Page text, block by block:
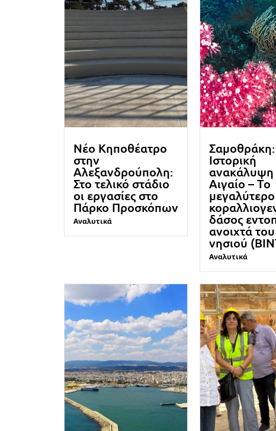
Νέο Κηποθέατρο
στην
Αλεξανδρούπολη:
Στο τελικό στάδιο
οι εργασίες στο
Πάρκο Προσκόπων
Αναλυτικά
Σαμοθράκη:
Ιστορική
ανακάλυψη
Αιγαίο – Το
μεγαλύτερο
δάσος
ανοιχτά του
νησιού
Αναλυτικά